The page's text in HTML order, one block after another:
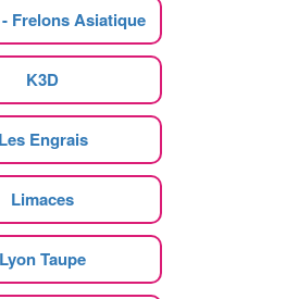
Frelons Asiatique
K3D
Les Engrais
Limaces
Lyon Taupe